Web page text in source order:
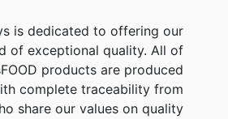
is dedicated to offering our
of exceptional quality. All of
products are produced
complete traceability from
share our values on quality